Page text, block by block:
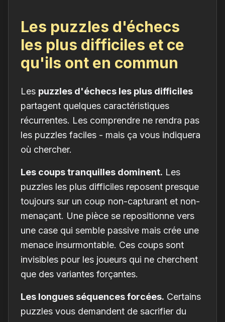
Les puzzles d'échecs
les plus difficiles et ce
qu'ils ont en commun
Les puzzles d'échecs les plus difficiles
partagent quelques caractéristiques
récurrentes. Les comprendre ne rendra pas
les puzzles faciles - mais ça vous indiquera
où chercher.
Les coups tranquilles dominent. Les
puzzles les plus difficiles reposent presque
toujours sur un coup non-capturant et non-
menaçant. Une pièce se repositionne vers
une case qui semble passive mais crée une
menace insurmontable. Ces coups sont
invisibles pour les joueurs qui ne cherchent
que des variantes forçantes.
Les longues séquences forcées. Certains
puzzles vous demandent de sacrifier du